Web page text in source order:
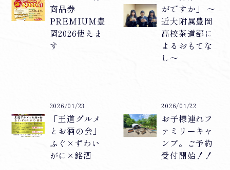
商品券
PREMIUM豊
岡2026使えま
す
がですか」 〜
近大附属豊岡
高校茶道部に
よるおもてな
し〜
2026/01/23
「王道グルメ
とお酒の会」
ふぐ×ずわい
がに×銘酒
2026/01/22
お子様連れフ
ァミリーキャ
ンプ。ご予約
受付開始！！